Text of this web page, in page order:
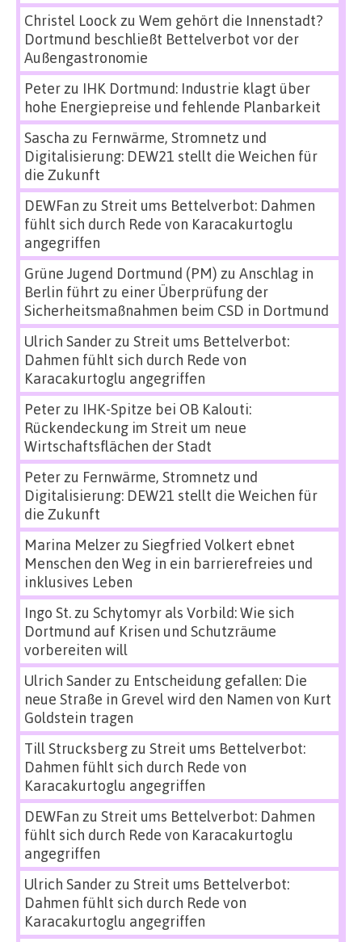
Christel Loock zu Wem gehört die Innenstadt?
Dortmund beschließt Bettelverbot vor der
Außengastronomie
Peterzu IHK Dortmund: Industrie klagt über
hohe Energiepreise und fehlende Planbarkeit
Sascha zu Fernwärme, Stromnetz und
Digitalisierung: DEW21 stellt die Weichen für
die Zukunft
DEWFan zu Streit ums Bettelverbot: Dahmen
fühlt sich durch Rede von Karacakurtoglu
angegriffen
Grüne Jugend Dortmund (PM) zu Anschlag in
Berlin führt zu einer Überprüfung der
Sicherheitsmaßnahmen beim CSD in Dortmund
Ulrich Sanderzu Streit ums Bettelverbot:
Dahmen fühlt sich durch Rede von
Karacakurtoglu angegriffen
Peterzu IHK-Spitze bei OB Kalouti:
Rückendeckung im Streit um neue
Wirtschaftsflächen der Stadt
Peterzu Fernwärme, Stromnetz und
Digitalisierung: DEW21 stellt die Weichen für
die Zukunft
Marina Melzerzu Siegfried Volkert ebnet
Menschen den Weg in ein barrierefreies und
inklusives Leben
Ingo St.zu Schytomyr als Vorbild: Wie sich
Dortmund auf Krisen und Schutzräume
vorbereiten will
Ulrich Sanderzu Entscheidung gefallen: Die
neue Straße in Grevel wird den Namen von Kurt
Goldstein tragen
Till Strucksbergzu Streit ums Bettelverbot:
Dahmen fühlt sich durch Rede von
Karacakurtoglu angegriffen
DEWFan zu Streit ums Bettelverbot: Dahmen
fühlt sich durch Rede von Karacakurtoglu
angegriffen
Ulrich Sanderzu Streit ums Bettelverbot:
Dahmen fühlt sich durch Rede von
Karacakurtoglu angegriffen